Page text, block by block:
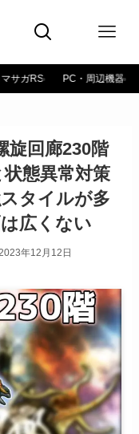
マサガRS PC・周辺機器
旋回廊230階
態異常対策
タイルが多
広くない
年12月12日